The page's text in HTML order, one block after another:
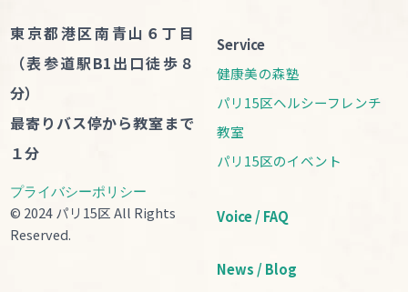
東京都港区南青山６丁目
（表参道駅B1出口徒歩８
分）
最寄りバス停から教室まで
１分
プライバシーポリシー
© 2024 パリ15区 All Rights
Reserved.
Service
健康美の森塾
パリ15区ヘルシーフレンチ
教室
パリ15区のイベント
Voice / FAQ
News / Blog